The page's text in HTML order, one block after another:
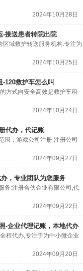
2024年10月28日
-接送患者转院出院
区域救护转送服务机构.专注为
2024年10月25日
120救护车怎么叫
方式向安全高效是救护车租
2024年10月24日
代办，代记账
围：游戏公司注册,注册公司
2024年09月27日
，专业团队为您服务
务:注册合伙企业有限公司,代
2024年09月22日
-企业代理记账，本地代办
程代办,专注于为中小微企业
2024年09月20日